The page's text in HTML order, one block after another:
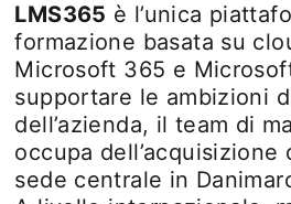
LMS365 è l’unica
formazione basata su
Microsoft 365 e
supportare le ambizioni
dell’azienda, il team di
occupa
sede centrale in